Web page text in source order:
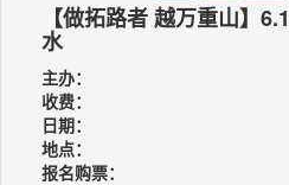
【做拓路者 越万重山】
水
主办：
收费：
日期：
地点：
报名购票：